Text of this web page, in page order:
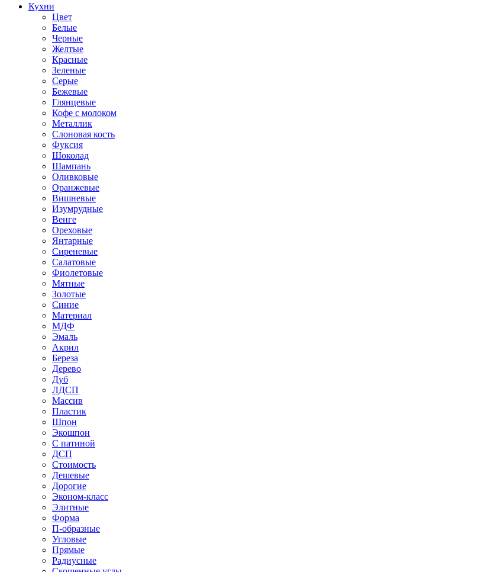
Кухни
Цвет
Белые
Черные
Желтые
Красные
Зеленые
Серые
Бежевые
Глянцевые
Кофе с молоком
Металлик
Слоновая кость
Фуксия
Шоколад
Шампань
Оливковые
Оранжевые
Вишневые
Изумрудные
Венге
Ореховые
Янтарные
Сиреневые
Салатовые
Фиолетовые
Мятные
Золотые
Синие
Материал
МДФ
Эмаль
Акрил
Береза
Дерево
Дуб
ЛДСП
Массив
Пластик
Шпон
Экошпон
С патиной
ДСП
Стоимость
Дешевые
Дорогие
Эконом-класс
Элитные
Форма
П-образные
Угловые
Прямые
Радиусные